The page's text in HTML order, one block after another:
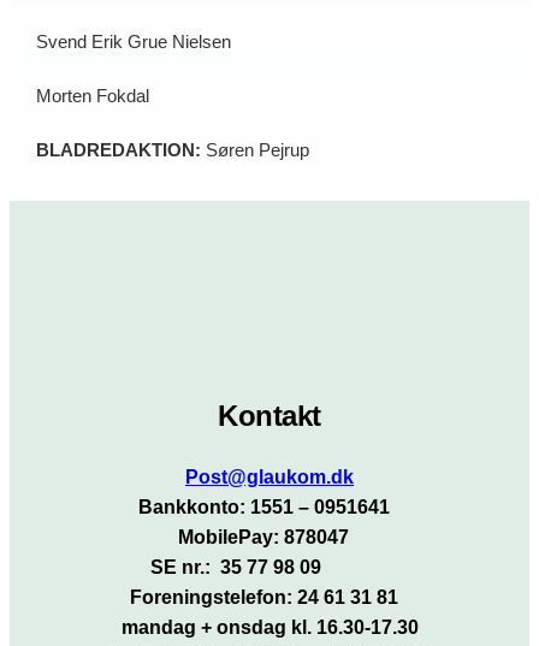
Svend Erik Grue Nielsen
Morten Fokdal
BLADREDAKTION: Søren Pejrup
Kontakt
Post@glaukom.dk
Bankkonto: 1551 – 0951641
MobilePay: 878047
SE nr.: 35 77 98 09
Foreningstelefon: 24 61 31 81
mandag + onsdag kl. 16.30-17.30